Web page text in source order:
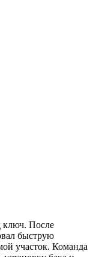
ключ. После
быструю
участок. Команда